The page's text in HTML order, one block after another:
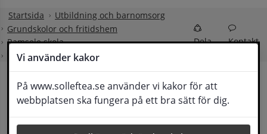
Vi använder kakor
På www.solleftea.se använder vi kakor för att
webbplatsen ska fungera på ett bra sätt för dig.
Startsida
Utbildning och barnomsorg
Grundskolor och fritidshem
Ramsele skola
Elevpraktik, prao i grundskolan
Dela Kontakt
Lyssna
Elevpraktik, prao i
grundskolan